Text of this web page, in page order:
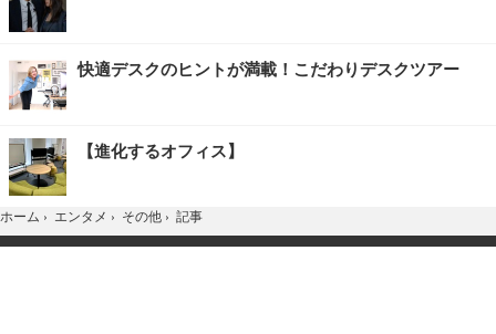
快適デスクのヒントが満載！こだわりデスクツアー
【進化するオフィス】
ホーム › エンタメ › その他 › 記事